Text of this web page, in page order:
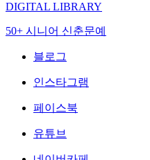
DIGITAL LIBRARY
50+ 시니어 신춘문예
블로그
인스타그램
페이스북
유튜브